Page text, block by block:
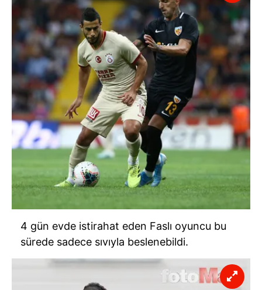
4 gün evde istirahat eden Faslı oyuncu bu
sürede sadece sıvıyla beslenebildi.